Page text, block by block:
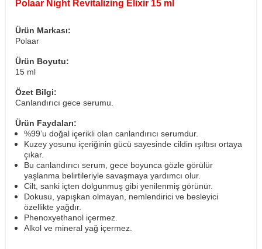
Polaar Night Revitalizing Elixir 15 ml
Ürün Markası:
Polaar
Ürün Boyutu:
15 ml
Özet Bilgi:
Canlandırıcı gece serumu.
Ürün Faydaları:
%99’u doğal içerikli olan canlandırıcı serumdur.
Kuzey yosunu içeriğinin gücü sayesinde cildin ışıltısı ortaya
çıkar.
Bu canlandırıcı serum, gece boyunca gözle görülür
yaşlanma belirtileriyle savaşmaya yardımcı olur.
Cilt, sanki içten dolgunmuş gibi yenilenmiş görünür.
Dokusu, yapışkan olmayan, nemlendirici ve besleyici
özellikte yağdır.
Phenoxyethanol içermez.
Alkol ve mineral yağ içermez.